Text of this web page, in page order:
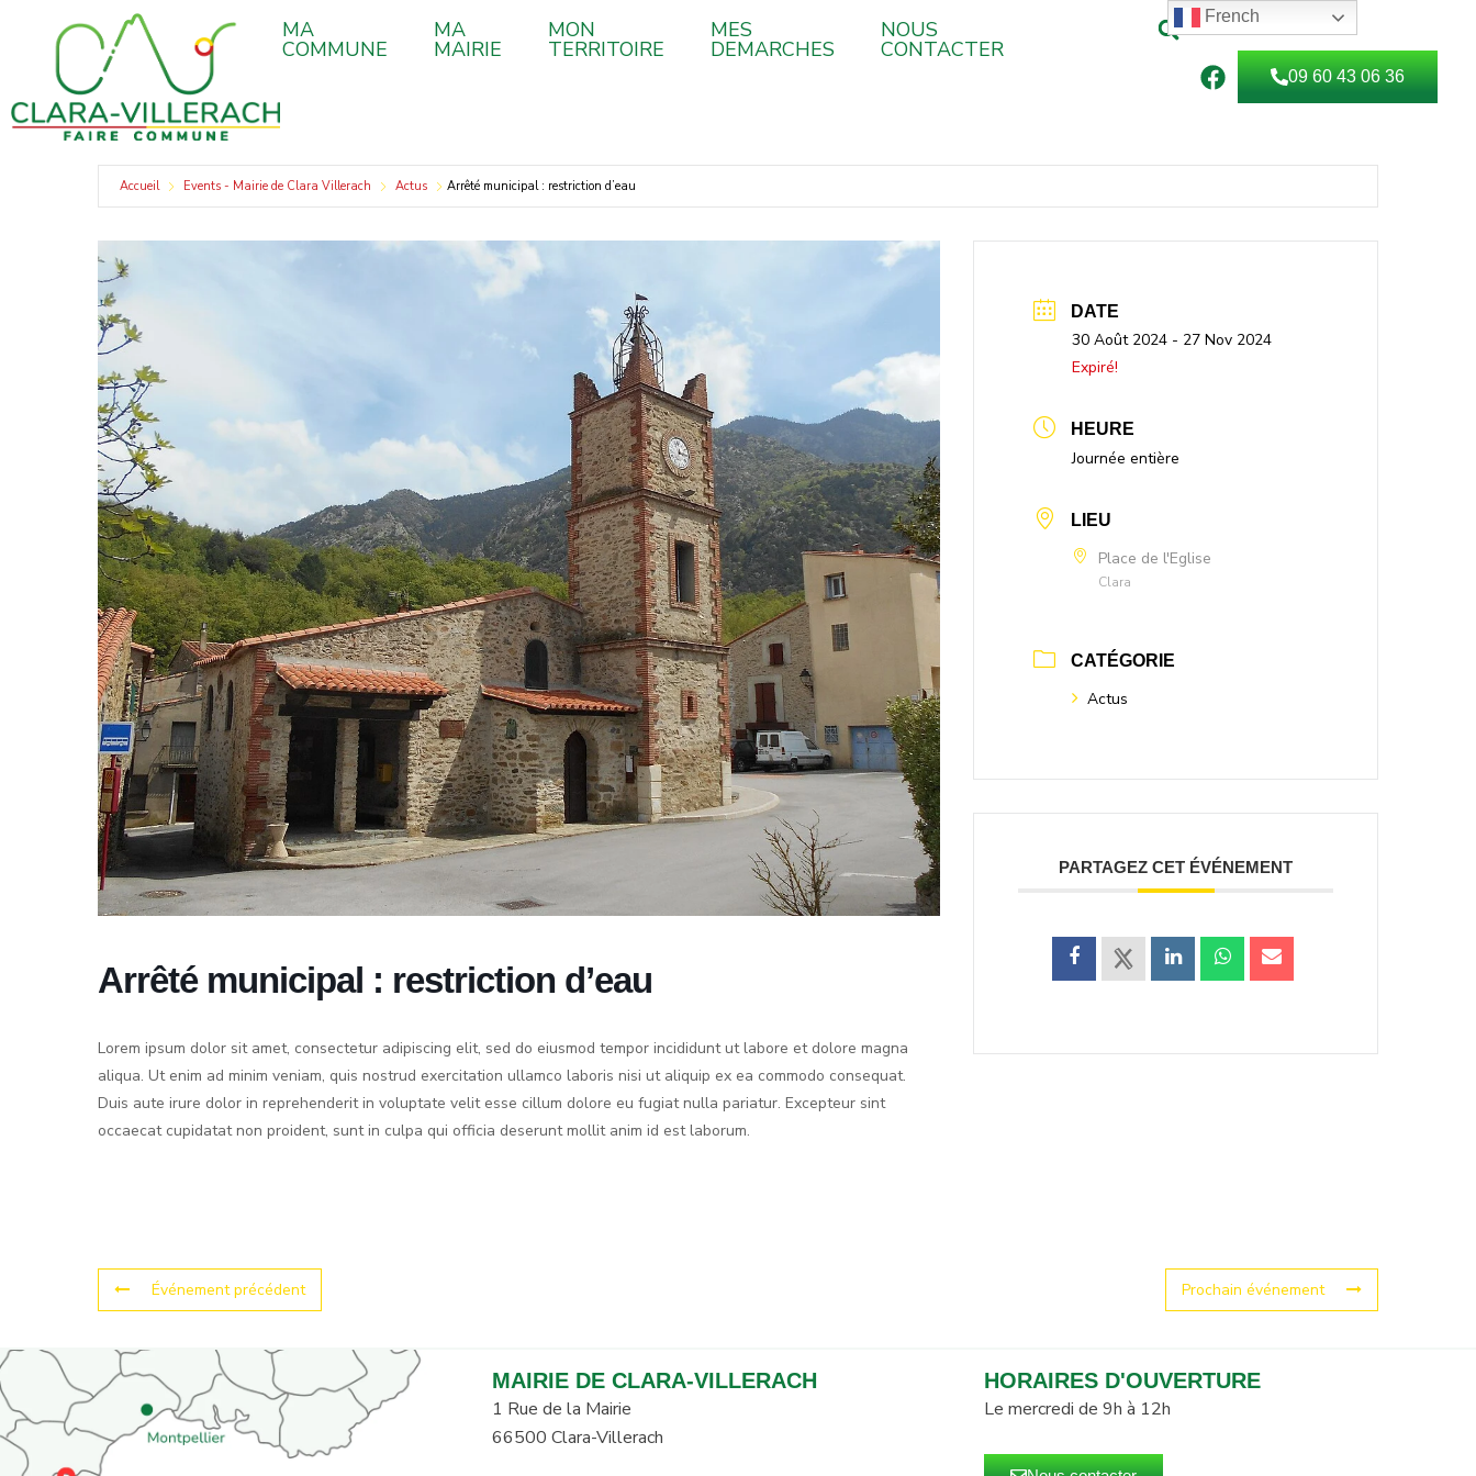
principal
contenu
MA
COMMUNE
MA
MAIRIE
MON
TERRITOIRE
MES
DEMARCHES
NOUS
CONTACTER F
a
b
o
k
09 60 43 06 36
Accueil Events - Mairie de Clara Villerach Actus Arrêté municipal : restriction d’eau
Arrêté municipal : restriction d’eau
Lorem ipsum dolor sit amet, consectetur adipiscing elit, sed do eiusmod tempor incididunt ut labore et dolore magna
aliqua. Ut enim ad minim veniam, quis nostrud exercitation ullamco laboris nisi ut aliquip ex ea commodo consequat.
Duis aute irure dolor in reprehenderit in voluptate velit esse cillum dolore eu fugiat nulla pariatur. Excepteur sint
occaecat cupidatat non proident, sunt in culpa qui officia deserunt mollit anim id est laborum.
DATE
30 Août 2024 - 27 Nov 2024
Expiré!
HEURE
Journée entière
LIEU
Place de l'Eglise
Clara
CATÉGORIE
Actus
PARTAGEZ CET ÉVÉNEMENT
Événement précédent Prochain événement
MAIRIE DE CLARA-VILLERACH
1 Rue de la Mairie
66500 Clara-Villerach
HORAIRES D'OUVERTURE
Le mercredi de 9h à 12h
French